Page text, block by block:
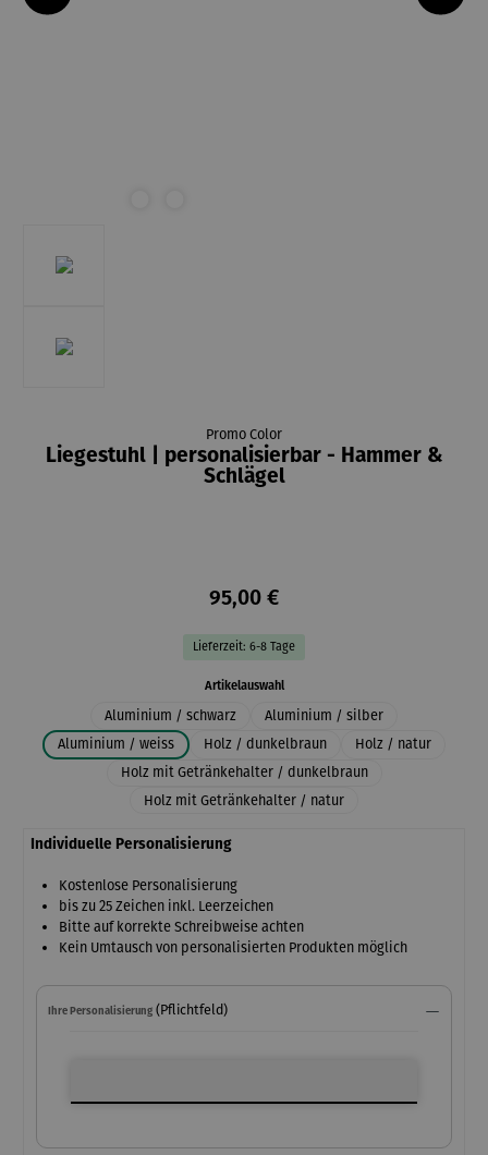
Promo Color
Liegestuhl | personalisierbar - Hammer &
Schlägel
95,00 €
Lieferzeit: 6-8 Tage
Artikelauswahlauswählen
Aluminium / schwarz
Aluminium / silber
Aluminium / weiss
Holz / dunkelbraun
Holz / natur
Holz mit Getränkehalter / dunkelbraun
Holz mit Getränkehalter / natur
Individuelle Personalisierung
Kostenlose Personalisierung
bis zu 25 Zeichen inkl. Leerzeichen
Bitte auf korrekte Schreibweise achten
Kein Umtausch von personalisierten Produkten möglich
Ihre Personalisierung (Pflichtfeld)